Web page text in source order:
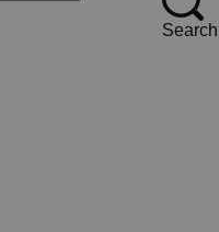
Search